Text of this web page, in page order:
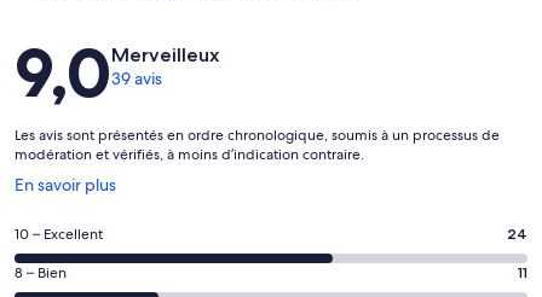
Avis
9,0Merveilleux
39 avis
Les avis sont présentés en ordre chronologique, soumis à un processus de
modération et vérifiés, à moins d’indication contraire.
En savoir plus
S’ouvre
une
nouvelle
fenêtre
Note
de 10
–
10 – Excellent 24
Note
8 – Bien 11